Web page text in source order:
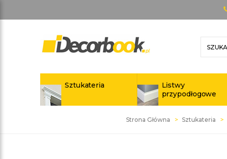
Sztukateria
Listwy
przypodłogowe
Strona Główna Sztukateria